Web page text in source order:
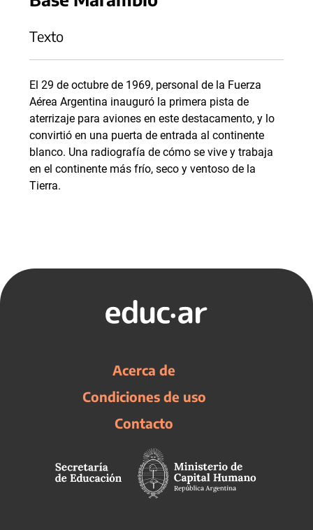
Texto
El 29 de octubre de 1969, personal de la Fuerza
Aérea Argentina inauguró la primera pista de
aterrizaje para aviones en este destacamento, y lo
convirtió en una puerta de entrada al continente
blanco. Una radiografía de cómo se vive y trabaja
en el continente más frío, seco y ventoso de la
Tierra.
Acerca de
Condiciones de uso
Contacto